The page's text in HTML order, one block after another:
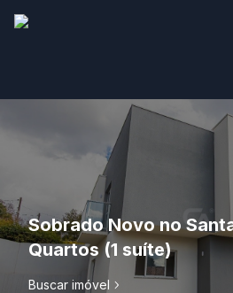
Sobrado Novo no
Quartos (1 suíte)
Buscar imóvel